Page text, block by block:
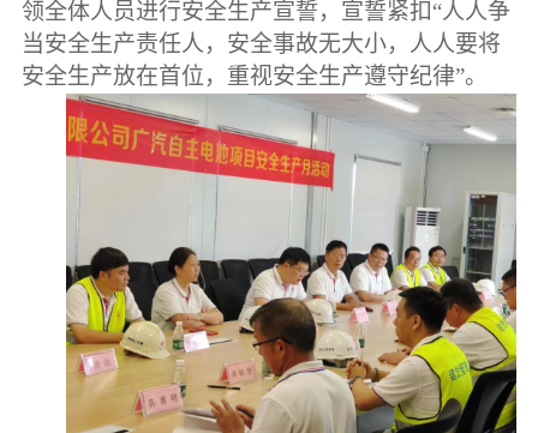
领全体人员进行安全生产宣誓，宣誓紧扣“人人争
当安全生产责任人，安全事故无大小，人人要将
安全生产放在首位，重视安全生产遵守纪律”。